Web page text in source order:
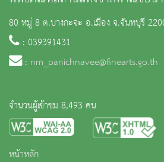
80 หมู่ 8 ต.บางกะจะ อ.เมือง จ.จันทบุรี
: 039391431
: nm_panichnavee@finearts.go.th
จำนวนผู้เข้าชม 8,493 คน
หน้าหลัก